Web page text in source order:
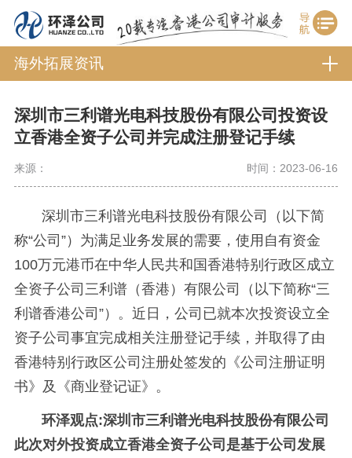
海外拓展资讯
深圳市三利谱光电科技股份有限公司投资设
立香港全资子公司并完成注册登记手续
来源： 时间：2023-06-16
深圳市三利谱光电科技股份有限公司（以下简
称“公司”）为满足业务发展的需要，使用自有资金
100万元港币在中华人民共和国香港特别行政区成立
全资子公司三利谱（香港）有限公司（以下简称“三
利谱香港公司”）。近日，公司已就本次投资设立全
资子公司事宜完成相关注册登记手续，并取得了由
香港特别行政区公司注册处签发的《公司注册证明
书》及《商业登记证》。
环泽观点:深圳市三利谱光电科技股份有限公司
此次对外投资成立香港全资子公司是基于公司发展